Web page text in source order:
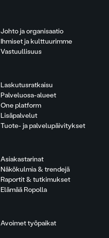
Johto ja organisaatio
Ihmiset ja kulttuurimme
Vastuullisuus
Laskutusratkaisu
Palveluosa-alueet
One platform
Lisäpalvelut
Tuote- ja palvelupäivitykset
Asiakastarinat
Näkökulmia & trendejä
Raportit & tutkimukset
Elämää Ropolla
Avoimet työpaikat